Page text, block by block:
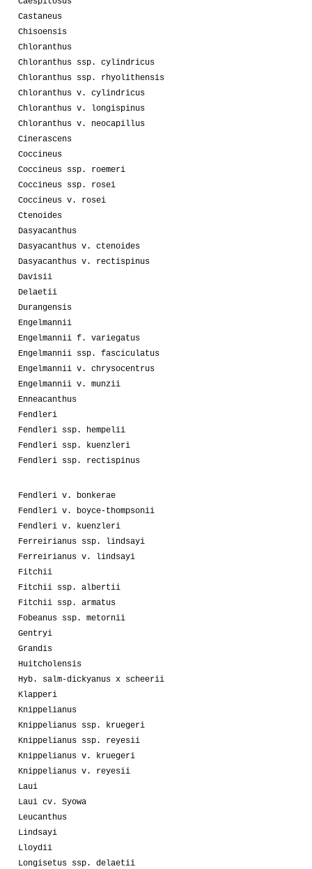
Castaneus
Chisoensis
Chloranthus
Chloranthus ssp. cylindricus
Chloranthus ssp. rhyolithensis
Chloranthus v. cylindricus
Chloranthus v. longispinus
Chloranthus v. neocapillus
Cinerascens
Coccineus
Coccineus ssp. roemeri
Coccineus ssp. rosei
Coccineus v. rosei
Ctenoides
Dasyacanthus
Dasyacanthus v. ctenoides
Dasyacanthus v. rectispinus
Davisii
Delaetii
Durangensis
Engelmannii
Engelmannii f. variegatus
Engelmannii ssp. fasciculatus
Engelmannii v. chrysocentrus
Engelmannii v. munzii
Enneacanthus
Fendleri
Fendleri ssp. hempelii
Fendleri ssp. kuenzleri
Fendleri ssp. rectispinus
Fendleri v. bonkerae
Fendleri v. boyce-thompsonii
Fendleri v. kuenzleri
Ferreirianus ssp. lindsayi
Ferreirianus v. lindsayi
Fitchii
Fitchii ssp. albertii
Fitchii ssp. armatus
Fobeanus ssp. metornii
Gentryi
Grandis
Huitcholensis
Hyb. salm-dickyanus x scheerii
Klapperi
Knippelianus
Knippelianus ssp. kruegeri
Knippelianus ssp. reyesii
Knippelianus v. kruegeri
Knippelianus v. reyesii
Laui
Laui cv. Syowa
Leucanthus
Lindsayi
Lloydii
Longisetus ssp. delaetii